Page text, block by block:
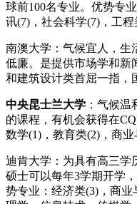
球前100名专业。优势专
讯(7)，社会科学(7)，工程
南澳大学：气候宜人，生
低廉。是提供市场学和新
和建筑设计类首屈一指，
中央昆士兰大学 ：气候
的课程，有机会获得在
数学(1)，教育类(2)，商业
迪肯大学：为具有高三学
硕士可以每年3学期开学
势专业：经济类(3)，商